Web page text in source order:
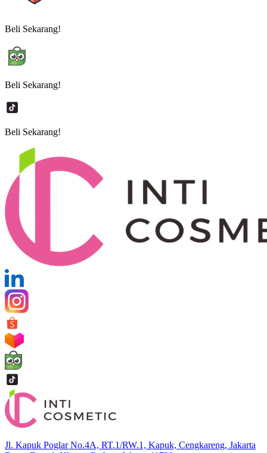
Beli Sekarang!
Beli Sekarang!
Beli Sekarang!
Jl. Kapuk Poglar No.4A, RT.1/RW.1, Kapuk, Cengkareng, Jakarta